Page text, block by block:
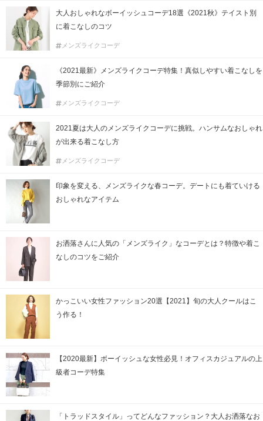
大人おしゃれなボーイッシュコーデ18選《2021秋》テイスト別
に着こなしのコツ
メンズライクコーデ
《2021最新》メンズライクコーデ特集！真似しやすい着こなしを
季節別にご紹介
メンズライクコーデ
2021夏は大人のメンズライクコーデに挑戦。ハンサムなおしゃれ
が出来る着こなし方
メンズライクコーデ
印象を変える、メンズライクな春コーデ。デートにも着ていける
おしゃれなアイテム
お洒落さんに人気の「メンズライク」なコーデとは？特徴や着こ
なしのコツをご紹介
かっこいい女性ファッション20選【2021】旬の大人クールはこ
う作る！
【2020最新】ボーイッシュな女性必見！オフィスカジュアルの上
級者コーデ特集
「トラッドスタイル」ってどんなファッション？大人お洒落なお